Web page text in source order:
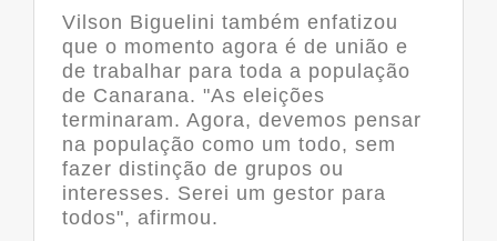
Vilson Biguelini também enfatizou
que o momento agora é de união e
de trabalhar para toda a população
de Canarana. "As eleições
terminaram. Agora, devemos pensar
na população como um todo, sem
fazer distinção de grupos ou
interesses. Serei um gestor para
todos", afirmou.